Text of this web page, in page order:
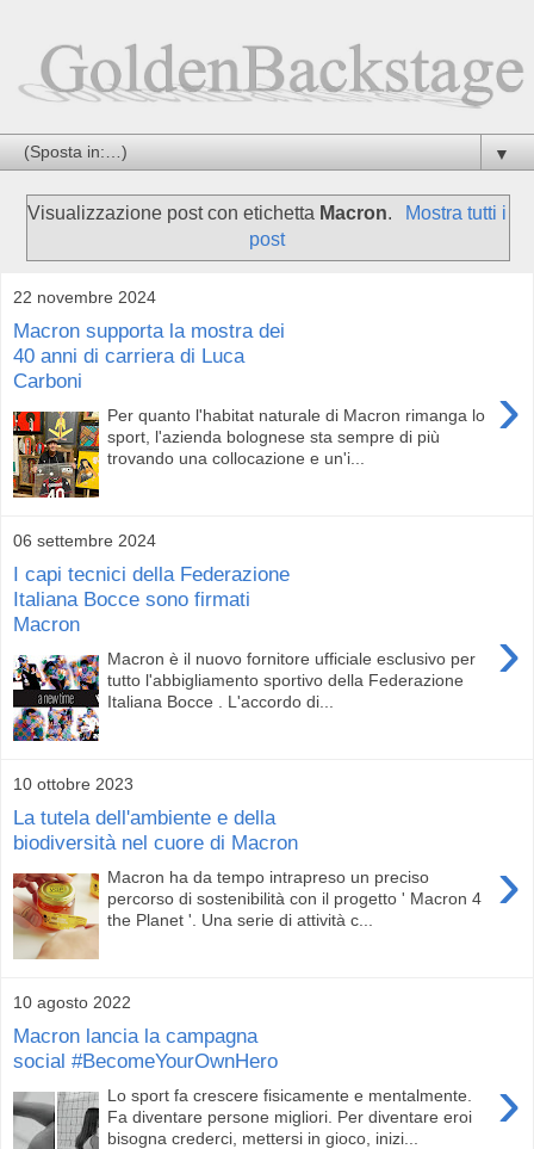
▼
Visualizzazione post con etichetta Macron.
Mostra tutti i
post
22 novembre 2024
Macron supporta la mostra dei
40 anni di carriera di Luca
Carboni
›
Per quanto l'habitat naturale di Macron rimanga lo
sport, l'azienda bolognese sta sempre di più
trovando una collocazione e un'i...
06 settembre 2024
I capi tecnici della Federazione
Italiana Bocce sono firmati
Macron
›
Macron è il nuovo fornitore ufficiale esclusivo per
tutto l'abbigliamento sportivo della Federazione
Italiana Bocce . L'accordo di...
10 ottobre 2023
La tutela dell'ambiente e della
biodiversità nel cuore di Macron
›
Macron ha da tempo intrapreso un preciso
percorso di sostenibilità con il progetto ' Macron 4
the Planet '. Una serie di attività c...
10 agosto 2022
Macron lancia la campagna
social #BecomeYourOwnHero
›
Lo sport fa crescere fisicamente e mentalmente.
Fa diventare persone migliori. Per diventare eroi
bisogna crederci, mettersi in gioco, inizi...